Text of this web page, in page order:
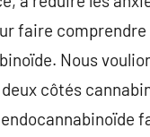
faire
Nous
côtés